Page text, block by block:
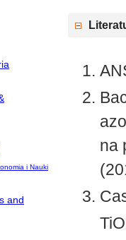
i Nauki
and
na
TiO